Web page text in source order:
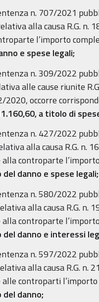
n. 707/2021
alla causa R.G. n.
l’importo
e spese legali;
n. 309/2022
alle cause riunite
2020, occorre
a titolo di
n. 427/2022
alla causa R.G. n.
alla controparte
danno e spese legali;
n. 580/2022
alla causa R.G. n.
alla controparte
danno e interessi
n. 597/2022
alla causa R.G. n.
alle controparti
danno;